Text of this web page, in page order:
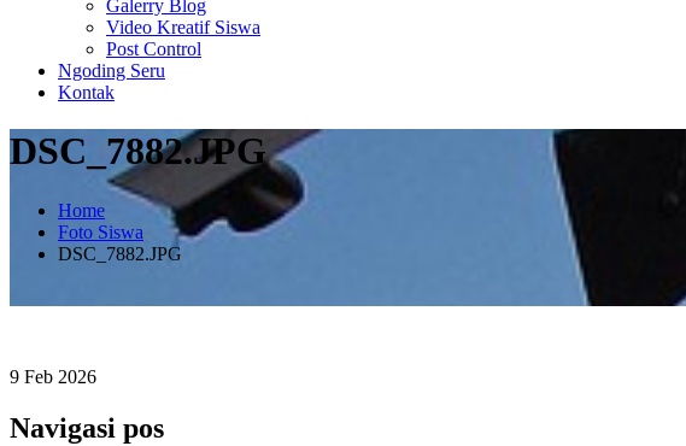
Galerry Blog
Video Kreatif Siswa
Post Control
Ngoding Seru
Kontak
DSC_7882.JPG
Home
Foto Siswa
DSC_7882.JPG
9 Feb 2026
Navigasi pos